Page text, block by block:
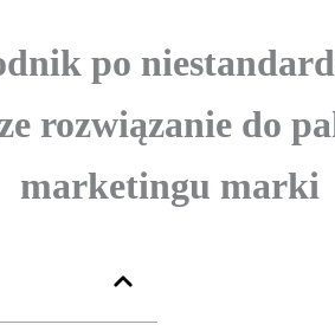
po
rozwiązanie do
marketingu marki